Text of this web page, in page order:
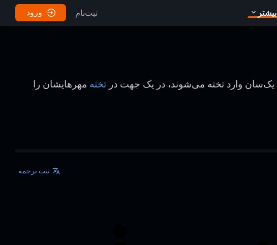
بیشتر ثبت‌نام ورود
یک‌سان وارد تخته می‌شوند، در یک جهت در تخته مهرهایشان را
ثبت ترجمه